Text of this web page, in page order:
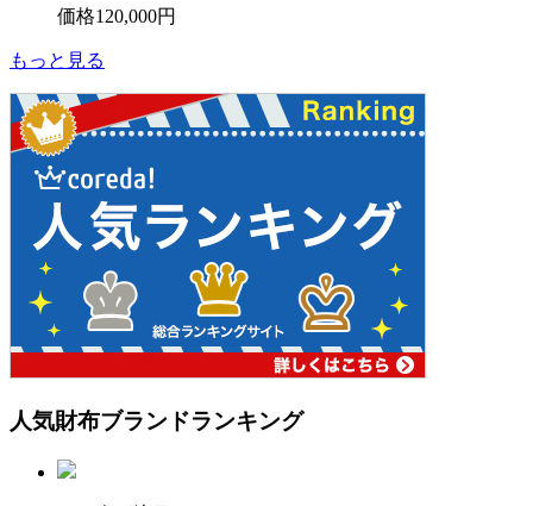
価格120,000円
もっと見る
人気財布ブランドランキング